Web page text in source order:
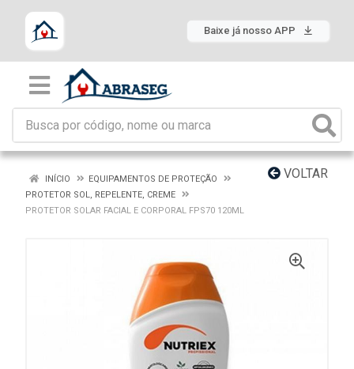
Baixe já nosso APP
VOLTAR
INÍCIO
EQUIPAMENTOS DE PROTEÇÃO
PROTETOR SOL, REPELENTE, CREME
PROTETOR SOLAR FACIAL E CORPORAL FPS70 120ML